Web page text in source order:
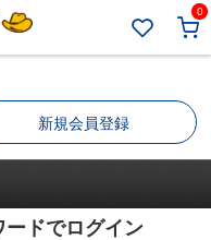
0
新規会員登録
ードでログイン